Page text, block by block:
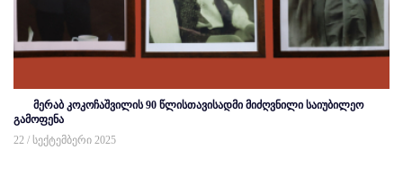
მერაბ კოკოჩაშვილის 90 წლისთავისადმი მიძღვნილი საიუბილეო
გამოფენა
22 / სექტემბერი 2025